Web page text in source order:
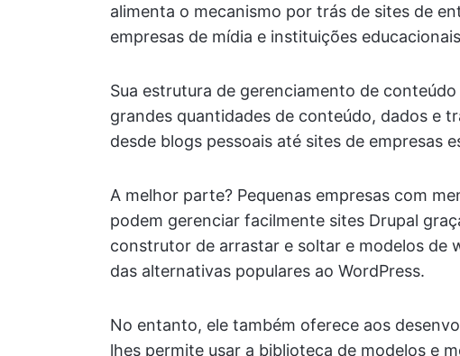
alimenta o mecanismo por trás de sites de
empresas de mídia e instituições
Sua estrutura de gerenciamento de
grandes quantidades de conteúdo, dados e
desde blogs pessoais até sites de empresas
A melhor parte? Pequenas empresas com
podem gerenciar facilmente sites Drupal
construtor de arrastar e soltar e modelos de
das alternativas populares ao WordPress.
No entanto, ele também oferece aos
lhes permite usar a biblioteca de modelos e